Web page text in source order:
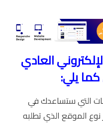
العادي
يلي:
التي ستساعدك في
الموقع الذي تطلبه